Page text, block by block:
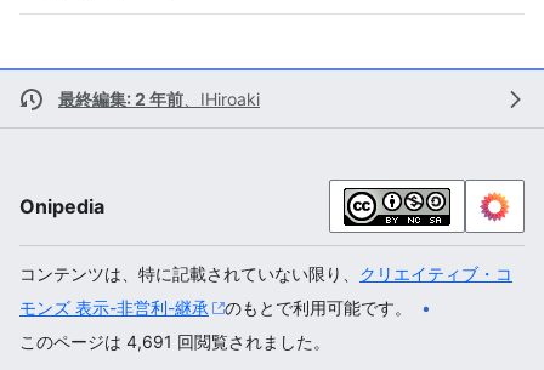
最終編集: 2 年前 IHiroaki
Onipedia
コンテンツは、特に記載されていない限り、 クリエイティブ・コ
モンズ 表示-非営利-継承
のもとで利用可能です。
このページは 4,691 回閲覧されました。